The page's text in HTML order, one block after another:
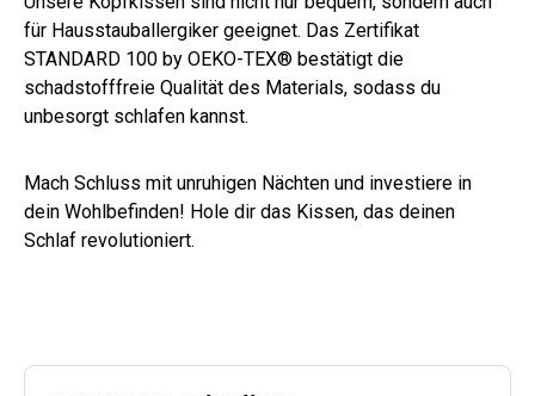
für Hausstauballergiker geeignet. Das Zertifikat
STANDARD 100 by OEKO-TEX® bestätigt die
schadstofffreie Qualität des Materials, sodass du
unbesorgt schlafen kannst.
Mach Schluss mit unruhigen Nächten und investiere in
dein Wohlbefinden! Hole dir das Kissen, das deinen
Schlaf revolutioniert.